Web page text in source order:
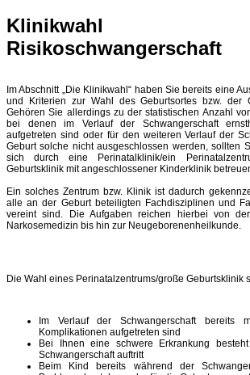
Risikoschwangerschaft
Im Abschnitt „Die Klinikwahl“ haben Sie bereits eine
und Kriterien zur Wahl des Geburtsortes bzw. der
Gehören Sie allerdings zu der statistischen Anzahl
bei denen im Verlauf der Schwangerschaft
aufgetreten sind oder für den weiteren Verlauf der
Geburt solche nicht ausgeschlossen werden, sollten
sich durch eine Perinatalklinik/ein
Geburtsklinik mit angeschlossener Kinderklinik
Ein solches Zentrum bzw. Klinik ist dadurch
alle an der Geburt beteiligten Fachdisziplinen und
vereint sind. Die Aufgaben reichen hierbei von
Narkosemedizin bis hin zur Neugeborenenheilkunde.
Die Wahl eines Perinatalzentrums/große Geburtsklinik
Im Verlauf der Schwangerschaft bereits
Komplikationen aufgetreten sind
Bei Ihnen eine schwere Erkrankung
Schwangerschaft auftritt
Beim Kind bereits während der